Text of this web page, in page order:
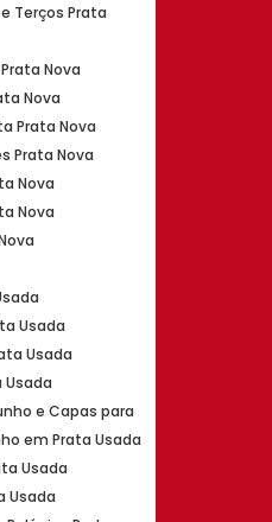
Terços Prata
Nova
Nova
Prata Nova
Prata Nova
Nova
Nova
Usada
Usada
Usada
e Capas para
em Prata Usada
Usada
Usada